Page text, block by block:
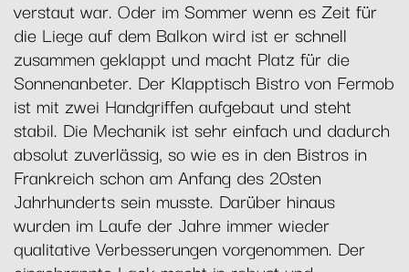
verstaut war. Oder im Sommer wenn es Zeit für
die Liege auf dem Balkon wird ist er schnell
zusammen geklappt und macht Platz für die
Sonnenanbeter. Der Klapptisch Bistro von Fermob
ist mit zwei Handgriffen aufgebaut und steht
stabil. Die Mechanik ist sehr einfach und dadurch
absolut zuverlässig, so wie es in den Bistros in
Frankreich schon am Anfang des 20sten
Jahrhunderts sein musste. Darüber hinaus
wurden im Laufe der Jahre immer wieder
qualitative Verbesserungen vorgenommen. Der